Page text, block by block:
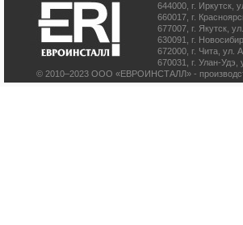
644000 г. Иркутск
660017 г.
677007 г. Якутск
630091
г.
672000 г. Чита ул.
670031
г. Улан-Удэ
© 2010–2023 ООО «ЕВРОИНСТАЛЛ» -